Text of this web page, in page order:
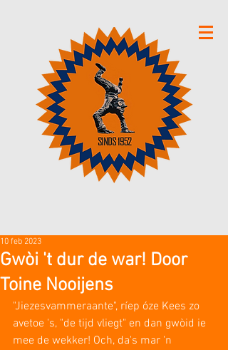
Gwòi 't dur de war! Door
Toine Nooijens
10 feb 2023
"Jiezesvammeraante", ríep óze Kees zo
avetoe 's, "de tijd vliegt" en dan gwòid ie
mee de wekker! Och, da's mar 'n